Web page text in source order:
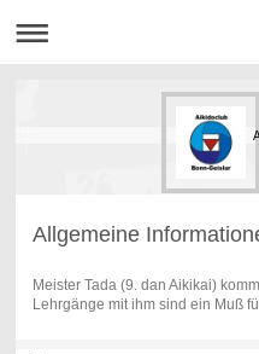
Allgemeine
Meister Tada (9. dan Aikikai)
Lehrgänge mit ihm sind ein Muß